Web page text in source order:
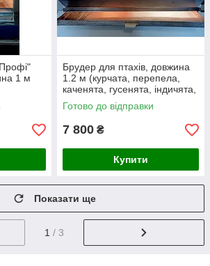
1 м
Брудер для птахів, довжина
1.2 м (курчата, перепела,
каченята, гусенята, індичята,
цесарята, фазанята)
Готово до відправки
7 800 ₴
Купити
Показати ще
1 / 3